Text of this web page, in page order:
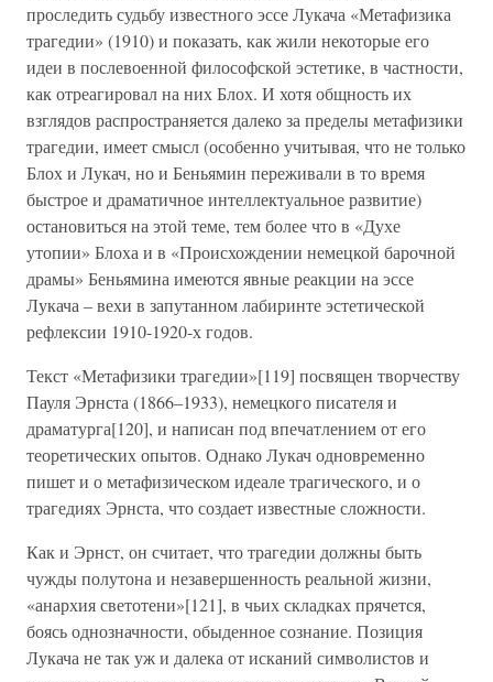
проследить судьбу известного эссе Лукача «Метафизика
трагедии» (1910) и показать, как жили некоторые его
идеи в послевоенной философской эстетике, в частности,
как отреагировал на них Блох. И хотя общность их
взглядов распространяется далеко за пределы метафизики
трагедии, имеет смысл (особенно учитывая, что не только
Блох и Лукач, но и Беньямин переживали в то время
быстрое и драматичное интеллектуальное развитие)
остановиться на этой теме, тем более что в «Духе
утопии» Блоха и в «Происхождении немецкой барочной
драмы» Беньямина имеются явные реакции на эссе
Лукача – вехи в запутанном лабиринте эстетической
рефлексии 1910-1920-х годов.
Текст «Метафизики трагедии»[119] посвящен творчеству
Пауля Эрнста (1866–1933), немецкого писателя и
драматурга[120], и написан под впечатлением от его
теоретических опытов. Однако Лукач одновременно
пишет и о метафизическом идеале трагического, и о
трагедиях Эрнста, что создает известные сложности.
Как и Эрнст, он считает, что трагедии должны быть
чужды полутона и незавершенность реальной жизни,
«анархия светотени»[121], в чьих складках прячется,
боясь однозначности, обыденное сознание. Позиция
Лукача не так уж и далека от исканий символистов и